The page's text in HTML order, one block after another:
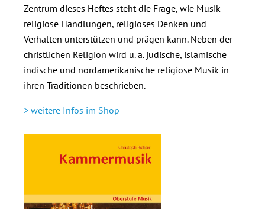
Zentrum dieses Heftes steht die Frage, wie Musik
religiöse Handlungen, religiöses Denken und
Verhalten unterstützen und prägen kann. Neben der
christlichen Religion wird u. a. jüdische, islamische
indische und nordamerikanische religiöse Musik in
ihren Traditionen beschrieben.
> weitere Infos im Shop